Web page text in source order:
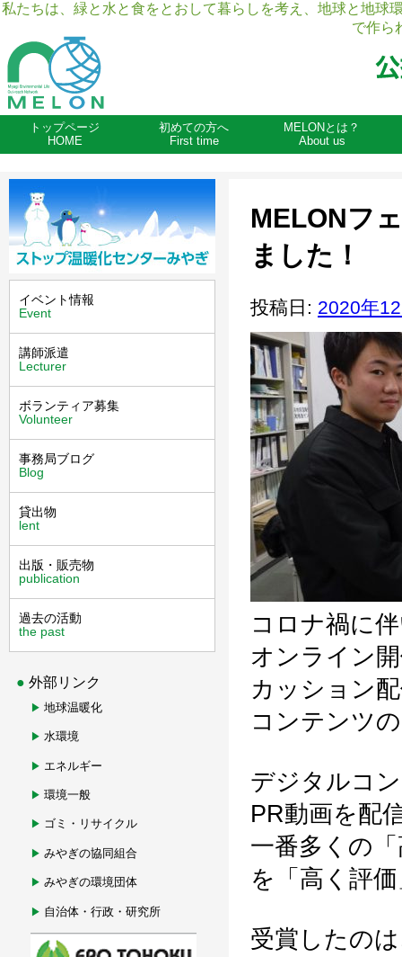
私たちは、緑と水と食をとおして暮らしを考え、地球と地球
で作ら
トップページ
HOME
初めての方へ
First time
MELONとは？
About us
イベント情報
Event
講師派遣
Lecturer
ボランティア募集
Volunteer
事務局ブログ
Blog
貸出物
lent
出版・販売物
publication
過去の活動
the past
外部リンク
地球温暖化
水環境
エネルギー
環境一般
ゴミ・リサイクル
みやぎの協同組合
みやぎの環境団体
自治体・行政・研究所
MELONフ
ました！
投稿日: 2020年
コロナ禍に
オンライン
カッション
コンテンツ
デジタルコ
PR動画を配
一番多くの
を「高く評
受賞したの